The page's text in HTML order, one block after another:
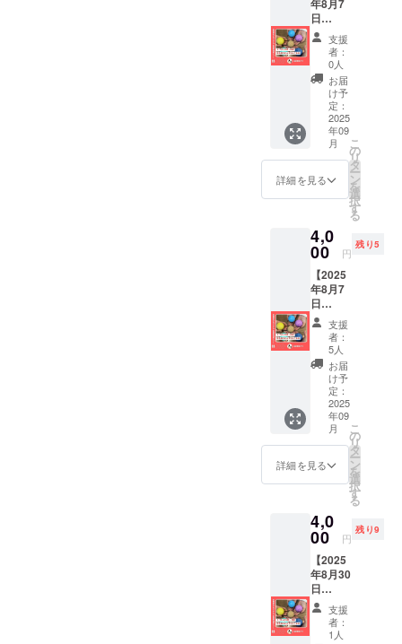
自由研
究にオ
ススメ♪
・支援
者様の
交通費
や滞在
費は各
自でご
負担く
ださい
日程：
2025年
8月30日
（土）
14時
~（約40
分） ・
場所：
人形の
久月浅
草橋総
本店
（東京
4） ・
夏休み
の浅草
観光や
自由研
究にオ
ススメ♪
・支援
者様の
交通費
や滞在
費は各
自でご
負担く
ださい
年8月7
日
（木）
10時~開
催 漆喰
磨き☆
ピカリ
だんご
作りイ
ベント
ご招
待】 人
形の久
月浅草
橋総本
独自新
開発！
の軽く
てかわ
いいピ
カっと
光る漆
喰磨き
だんご
作りに
ご招待
しま
す。 ・
日程：
2025年
8月7日
（木）
~（約40
場所：
人形の
久月浅
草橋総
本店
（東京
都台東
区柳橋
1-20-
支援
者：
0人
お届
け予
定：
2025
年09
月
詳細を見る
こ
の
リ
タ
ー
ン
を
選
択
す
る
4,0
00 円
残り5
【2025
年8月7
日
（木）
14時~開
催 漆喰
磨き☆
ピカリ
だんご
作りイ
ベント
ご招
待】 人
形の久
月浅草
橋総本
独自新
開発！
の軽く
てかわ
いいピ
カっと
光る漆
喰磨き
だんご
支援
者：
5人
お届
け予
定：
2025
年09
月
詳細を見る
こ
の
リ
タ
ー
ン
を
選
択
す
る
4,0
00 円
残り9
【2025
年8月30
日
（土）
10時~開
催 漆喰
支援
者：
1人